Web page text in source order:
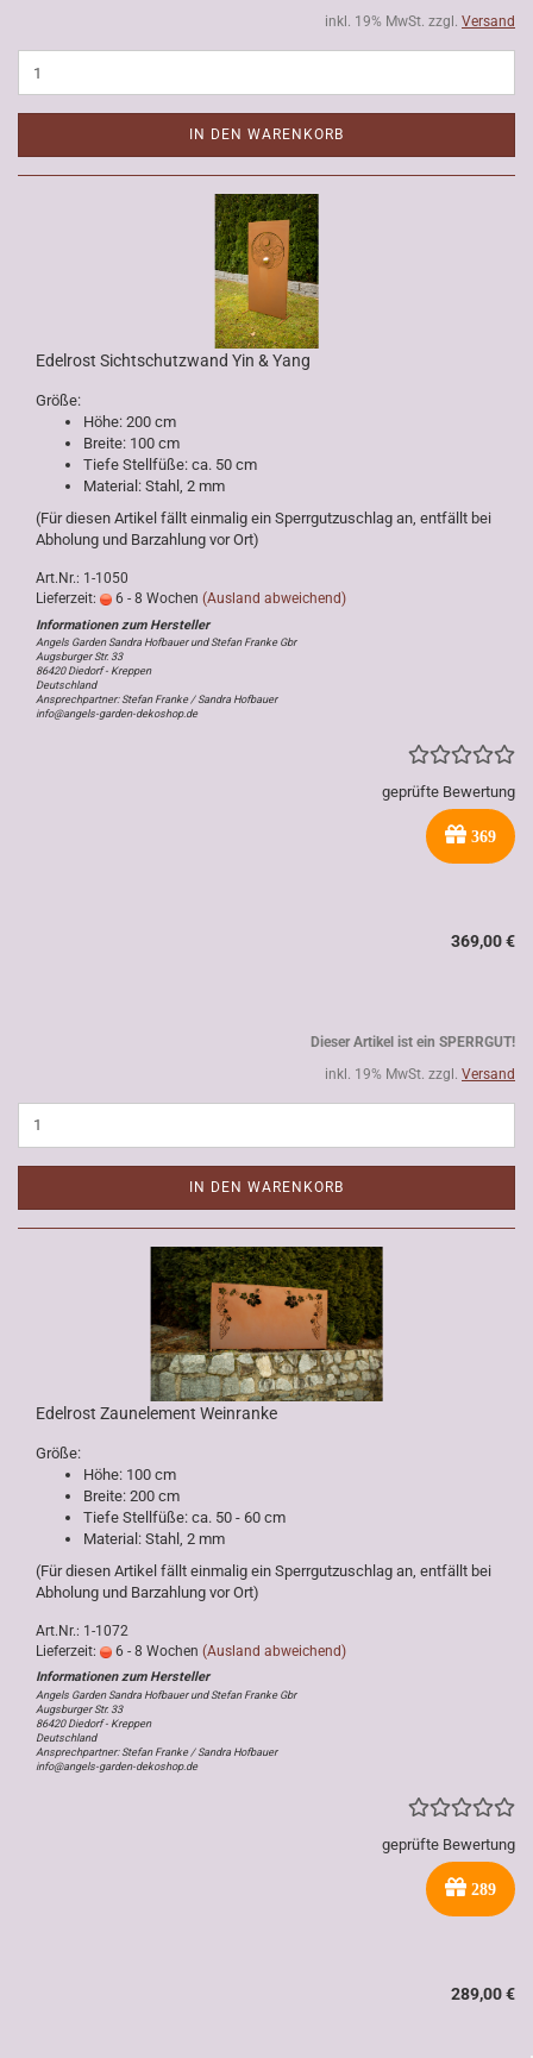
inkl. 19% MwSt. zzgl. Versand
IN DEN WARENKORB
Edelrost Sichtschutzwand Yin & Yang
Größe:
Höhe: 200 cm
Breite: 100 cm
Tiefe Stellfüße: ca. 50 cm
Material: Stahl, 2 mm
(Für diesen Artikel fällt einmalig ein Sperrgutzuschlag an, entfällt bei
Abholung und Barzahlung vor Ort)
Art.Nr.: 1-1050
Lieferzeit:
6 - 8 Wochen (Ausland abweichend)
Angels Garden Sandra Hofbauer und Stefan Franke Gbr
Augsburger Str. 33
86420 Diedorf - Kreppen
Deutschland
Ansprechpartner: Stefan Franke / Sandra Hofbauer
info@angels-garden-dekoshop.de
geprüfte Bewertung
369
369,00 €
Dieser Artikel ist ein SPERRGUT!
inkl. 19% MwSt. zzgl. Versand
IN DEN WARENKORB
Edelrost Zaunelement Weinranke
Größe:
Höhe: 100 cm
Breite: 200 cm
Tiefe Stellfüße: ca. 50 - 60 cm
Material: Stahl, 2 mm
(Für diesen Artikel fällt einmalig ein Sperrgutzuschlag an, entfällt bei
Abholung und Barzahlung vor Ort)
Art.Nr.: 1-1072
Lieferzeit:
6 - 8 Wochen (Ausland abweichend)
Angels Garden Sandra Hofbauer und Stefan Franke Gbr
Augsburger Str. 33
86420 Diedorf - Kreppen
Deutschland
Ansprechpartner: Stefan Franke / Sandra Hofbauer
info@angels-garden-dekoshop.de
geprüfte Bewertung
289
289,00 €